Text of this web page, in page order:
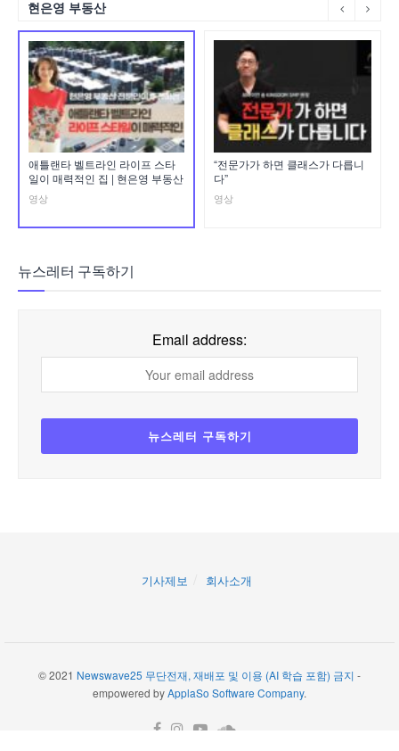
현은영 부동산
애틀랜타 벨트라인 라이프 스타
일이 매력적인 집 | 현은영 부동산
영상
“전문가가 하면 클래스가 다릅니
다”
영상
뉴스레터 구독하기
Email address:
기사제보 회사소개
© 2021 Newswave25 무단전재, 재배포 및 이용 (AI 학습 포함) 금지 -
empowered byApplaSo Software Company.